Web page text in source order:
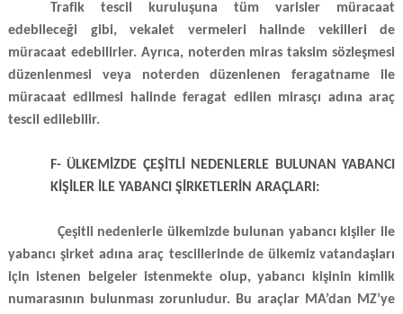
Trafik tescil kuruluşuna tüm varisler müracaat
edebileceği gibi, vekalet vermeleri halinde vekilleri de
müracaat edebilirler. Ayrıca, noterden miras taksim sözleşmesi
düzenlenmesi veya noterden düzenlenen feragatname ile
müracaat edilmesi halinde feragat edilen mirasçı adına araç
tescil edilebilir.
F- ÜLKEMİZDE ÇEŞİTLİ NEDENLERLE BULUNAN YABANCI
KİŞİLER İLE YABANCI ŞİRKETLERİN ARAÇLARI:
Çeşitli nedenlerle ülkemizde bulunan yabancı kişiler ile
yabancı şirket adına araç tescillerinde de ülkemiz vatandaşları
için istenen belgeler istenmekte olup, yabancı kişinin kimlik
numarasının bulunması zorunludur. Bu araçlar MA’dan MZ’ye